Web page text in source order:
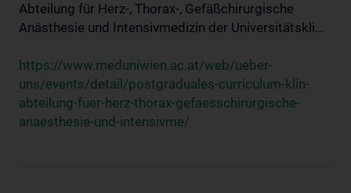
Abteilung für Herz-, Thorax-, Gefäßchirurgische
Anästhesie und Intensivmedizin der Universitätskli...
https://www.meduniwien.ac.at/web/ueber-
uns/events/detail/postgraduales-curriculum-klin-
abteilung-fuer-herz-thorax-gefaesschirurgische-
anaesthesie-und-intensivme/